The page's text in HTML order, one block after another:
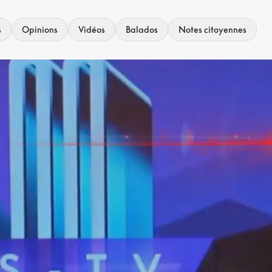
Opinions Vidéos Balados Notes citoyennes